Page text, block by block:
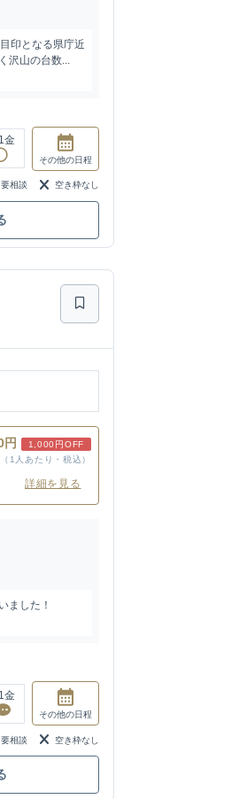
印となる県庁近
沢山の台数...
金
その他の日程
要相談 空き枠なし
円
1,000円OFF
（1人あたり・税込）
詳細を見る
ました！
金
その他の日程
要相談 空き枠なし